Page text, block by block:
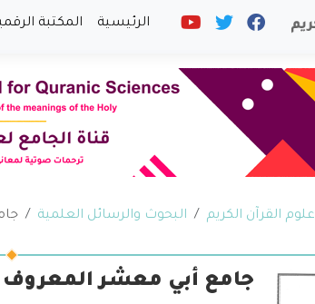
الرئيسية المكتبة
علوم القرآن الكريم البحوث والرسائل العلمية
جامع أبي معشر